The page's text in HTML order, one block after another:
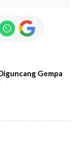
Gempa